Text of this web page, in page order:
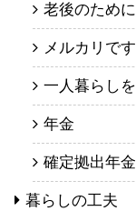
老後のため
メルカリで
一人暮らし
年金
確定拠出年金
暮らしの工夫